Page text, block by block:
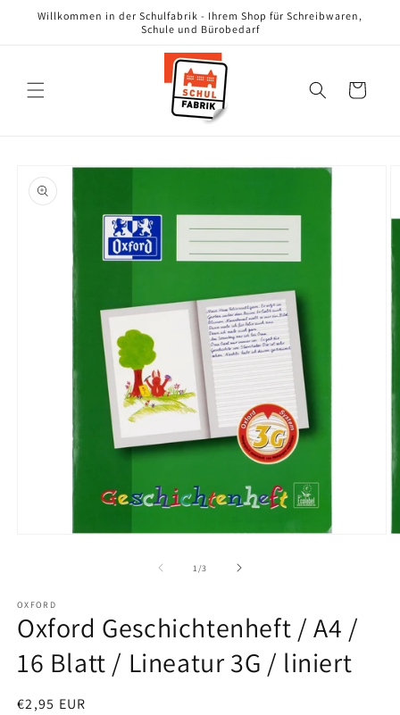
zum
Willkommen in der Schulfabrik - Ihrem Shop für Schreibwaren,
Schule und Bürobedarf
Warenkorb
1 /von
3
OXFORD
Oxford Geschichtenheft / A4 /
16 Blatt / Lineatur 3G / liniert
Normaler
€2,95 EUR